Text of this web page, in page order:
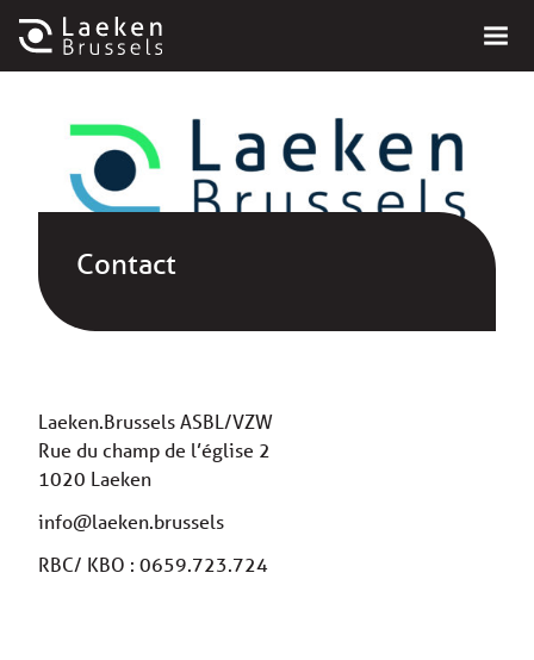
Contact
Laeken.Brussels ASBL/VZW
Rue du champ de l’église 2
1020 Laeken
info@laeken.brussels
RBC/ KBO : 0659.723.724